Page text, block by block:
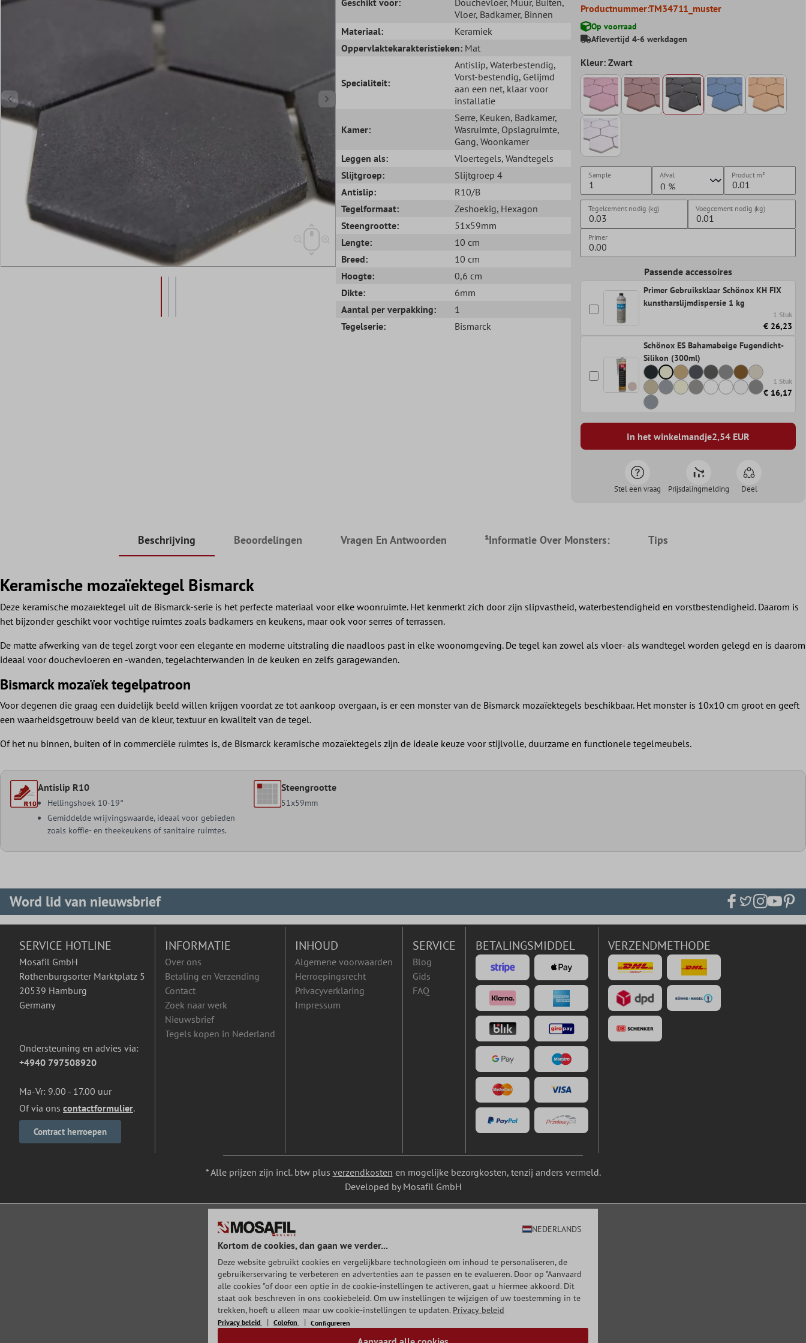
Vloer, Badkamer, Binnen
Materiaal:
Keramiek
Oppervlaktekarakteristieken: Mat
Specialiteit:
Antislip, Waterbestendig,
Vorst-bestendig, Gelijmd
aan een net, klaar voor
installatie
Kamer:
Serre, Keuken, Badkamer,
Wasruimte, Opslagruimte,
Gang, Woonkamer
Leggen als:
Vloertegels, Wandtegels
Slijtgroep:
Slijtgroep 4
Antislip:
R10/B
Tegelformaat:
Zeshoekig, Hexagon
Steengrootte:
51x59mm
Lengte:
10 cm
Breed:
10 cm
Hoogte:
0,6 cm
Dikte:
6mm
Aantal per verpakking:
1
Tegelserie:
Bismarck
Productnummer:TM34711_muster
Op voorraad
Aflevertijd 4-6 werkdagen
Kleur: Zwart
Sample Afval Productm²
Tegelcement nodig (kg) Voegcement nodig (kg)
Primer
Passende accessoires
Primer Gebruiksklaar Schönox KH FIX
kunstharslijmdispersie 1 kg
1 Stuk
€ 26,23
Schönox ES Bahamabeige Fugendicht-
Silikon (300ml)
1 Stuk
€ 16,17
In het winkelmandje2,54EUR
Stel een vraag Prijsdalingmelding Deel
Beschrijving Beoordelingen Vragen En Antwoorden ¹Informatie Over Monsters: Tips
Keramische mozaïektegel Bismarck
Deze keramische mozaïektegel uit de Bismarck-serie is het perfecte materiaal voor elke woonruimte. Het kenmerkt zich door zijn slipvastheid, waterbestendigheid en vorstbestendigheid. Daarom is
het bijzonder geschikt voor vochtige ruimtes zoals badkamers en keukens, maar ook voor serres of terrassen.
De matte afwerking van de tegel zorgt voor een elegante en moderne uitstraling die naadloos past in elke woonomgeving. De tegel kan zowel als vloer- als wandtegel worden gelegd en is daarom
ideaal voor douchevloeren en -wanden, tegelachterwanden in de keuken en zelfs garagewanden.
Bismarck mozaïek tegelpatroon
Voor degenen die graag een duidelijk beeld willen krijgen voordat ze tot aankoop overgaan, is er een monster van de Bismarck mozaïektegels beschikbaar. Het monster is 10x10 cm groot en geeft
een waarheidsgetrouw beeld van de kleur, textuur en kwaliteit van de tegel.
Of het nu binnen, buiten of in commerciële ruimtes is, de Bismarck keramische mozaïektegels zijn de ideale keuze voor stijlvolle, duurzame en functionele tegelmeubels.
Antislip R10
Hellingshoek 10-19°
Gemiddelde wrijvingswaarde, ideaal voor gebieden
zoals koffie- en theekeukens of sanitaire ruimtes.
Steengrootte
51x59mm
Word lid van nieuwsbrief
SERVICE HOTLINE
Mosafil GmbH
Rothenburgsorter Marktplatz 5
20539 Hamburg
Germany
Ondersteuning en advies via:
+4940 797508920
Ma-Vr: 9.00 - 17.00 uur
Of via ons contactformulier.
Contract herroepen
INFORMATIE
Over ons
Betaling en Verzending
Contact
Zoek naar werk
Nieuwsbrief
Tegels kopen in Nederland
INHOUD
Algemene voorwaarden
Herroepingsrecht
Privacyverklaring
Impressum
SERVICE
Blog
Gids
FAQ
BETALINGSMIDDEL VERZENDMETHODE
* Alle prijzen zijn incl. btw plus verzendkosten en mogelijke bezorgkosten, tenzij anders vermeld.
Developed by Mosafil GmbH
NEDERLANDS
Kortom de cookies, dan gaan we verder...
Deze website gebruikt cookies en vergelijkbare technologieën om inhoud te personaliseren, de
gebruikerservaring te verbeteren en advertenties aan te passen en te evalueren. Door op "Aanvaard
alle cookies "of door een optie in de cookie-instellingen te activeren, gaat u hiermee akkoord. Dit
staat ook beschreven in ons cookiebeleid. Om uw instellingen te wijzigen of uw toestemming in te
trekken, hoeft u alleen maar uw cookie-instellingen te updaten. Privacy beleid
Privacy beleid Colofon Configureren